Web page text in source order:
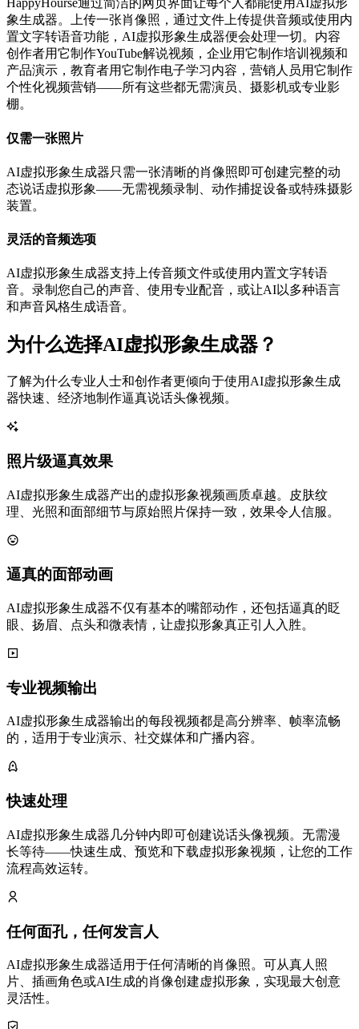
HappyHourse通过简洁的网页界面让每个人都能使用AI虚拟形
象生成器。上传一张肖像照，通过文件上传提供音频或使用内
置文字转语音功能，AI虚拟形象生成器便会处理一切。内容
创作者用它制作YouTube解说视频，企业用它制作培训视频和
产品演示，教育者用它制作电子学习内容，营销人员用它制作
个性化视频营销——所有这些都无需演员、摄影机或专业影
棚。
仅需一张照片
AI虚拟形象生成器只需一张清晰的肖像照即可创建完整的动
态说话虚拟形象——无需视频录制、动作捕捉设备或特殊摄影
装置。
灵活的音频选项
AI虚拟形象生成器支持上传音频文件或使用内置文字转语
音。录制您自己的声音、使用专业配音，或让AI以多种语言
和声音风格生成语音。
为什么选择AI虚拟形象生成器？
了解为什么专业人士和创作者更倾向于使用AI虚拟形象生成
器快速、经济地制作逼真说话头像视频。
照片级逼真效果
AI虚拟形象生成器产出的虚拟形象视频画质卓越。皮肤纹
理、光照和面部细节与原始照片保持一致，效果令人信服。
逼真的面部动画
AI虚拟形象生成器不仅有基本的嘴部动作，还包括逼真的眨
眼、扬眉、点头和微表情，让虚拟形象真正引人入胜。
专业视频输出
AI虚拟形象生成器输出的每段视频都是高分辨率、帧率流畅
的，适用于专业演示、社交媒体和广播内容。
快速处理
AI虚拟形象生成器几分钟内即可创建说话头像视频。无需漫
长等待——快速生成、预览和下载虚拟形象视频，让您的工作
流程高效运转。
任何面孔，任何发言人
AI虚拟形象生成器适用于任何清晰的肖像照。可从真人照
片、插画角色或AI生成的肖像创建虚拟形象，实现最大创意
灵活性。